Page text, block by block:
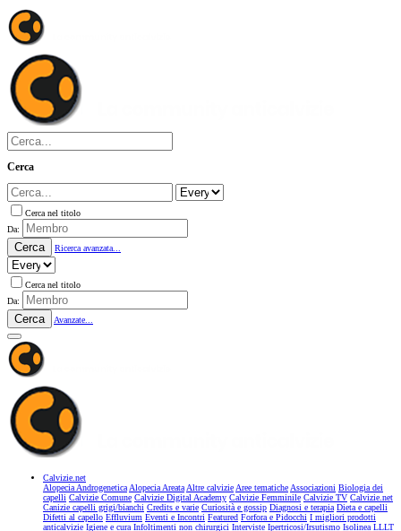
Cerca
Cerca nel titolo
Da:
Cerca Ricerca avanzata...
Cerca nel titolo
Da:
Cerca Avanzate...
Calvizie.net
Alopecia AndrogeneticaAlopecia AreataAltre calvizieAree tematicheAssociazioni Biologia dei
capelli Calvizie Comune Calvizie Digital Academy Calvizie Femminile Calvizie TV Calvizie.net
Canizie capelli grigi/bianchi Credits e varie Curiosità e gossip Diagnosi e terapia Dieta e capelli
Difetti al capello Effluvium Eventi e Incontri Featured Forfora e Pidocchi I migliori prodotti
anticalvizie Igiene e cura Infoltimenti non chirurgici Interviste Ipertricosi/Irsutismo Isolinea LLLT